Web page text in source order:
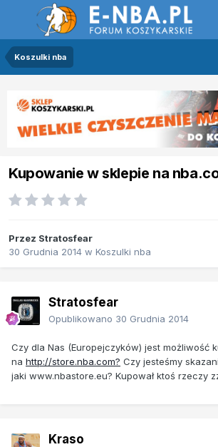
Koszulki nba
Kupowanie w sklepie na
Przez Stratosfear
30 Grudnia 2014 w Koszulki nba
Stratosfear
Opublikowano 30 Grudnia 2014
Czy dla Nas (Europejczyków) jest możliwość
na http://store.nba.com? Czy jesteśmy
jaki www.nbastore.eu? Kupował ktoś rzeczy
Kraso